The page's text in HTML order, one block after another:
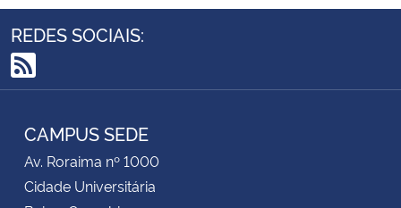
REDES SOCIAIS:
RSS
CAMPUS SEDE
Av. Roraima nº 1000
Cidade Universitária